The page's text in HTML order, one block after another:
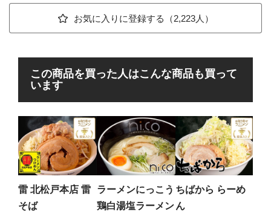
お気に入りに登録する（2,223人）
この商品を買った人はこんな商品も買って
います
雷 北松戸本店 雷
そば
ラーメンにっこう
鶏白湯塩ラーメン
ちばから らーめ
ん